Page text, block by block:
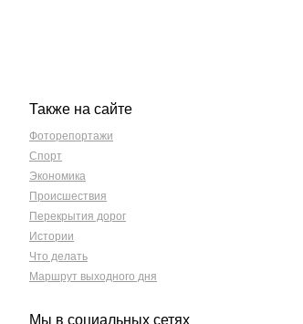
Также на сайте
Фоторепортажи
Спорт
Экономика
Происшествия
Перекрытия дорог
Истории
Что делать
Маршрут выходного дня
Мы в социальных сетях